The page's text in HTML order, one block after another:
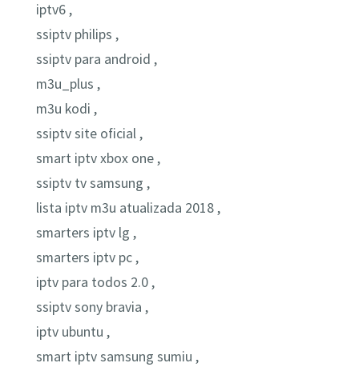
iptv6 ,
ssiptv philips ,
ssiptv para android ,
m3u_plus ,
m3u kodi ,
ssiptv site oficial ,
smart iptv xbox one ,
ssiptv tv samsung ,
lista iptv m3u atualizada 2018 ,
smarters iptv lg ,
smarters iptv pc ,
iptv para todos 2.0 ,
ssiptv sony bravia ,
iptv ubuntu ,
smart iptv samsung sumiu ,